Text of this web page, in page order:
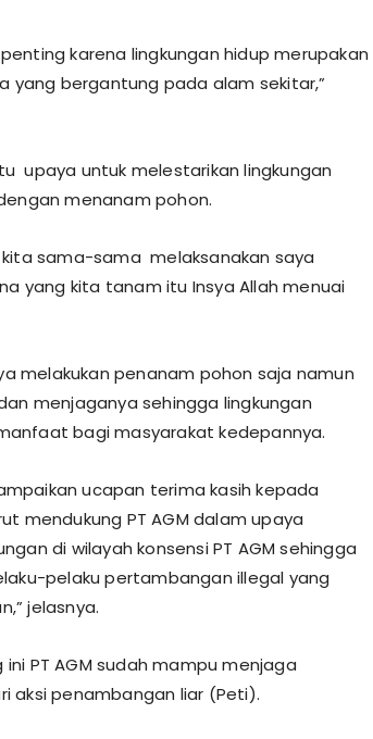
karena lingkungan hidup merupakan
yang bergantung pada alam sekitar,”
upaya untuk melestarikan lingkungan
menanam pohon.
kita sama-sama melaksanakan saya
yang kita tanam itu Insya Allah menuai
melakukan penanam pohon saja namun
menjaganya sehingga lingkungan
bagi masyarakat kedepannya.
ucapan terima kasih kepada
mendukung PT AGM dalam upaya
di wilayah konsensi PT AGM sehingga
pelaku pertambangan illegal yang
jelasnya.
PT AGM sudah mampu menjaga
aksi penambangan liar (Peti).